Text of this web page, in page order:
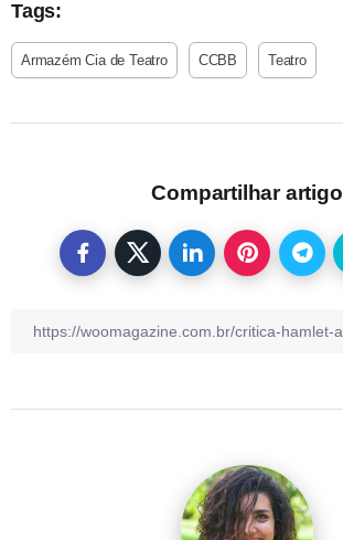
Tags:
Armazém Cia de Teatro CCBB Teatro
Compartilhar artigo